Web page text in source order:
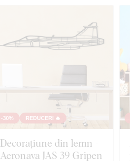
-30% REDUCERI 🔥
Decorațiune din lemn -
Aeronava JAS 39 Gripen